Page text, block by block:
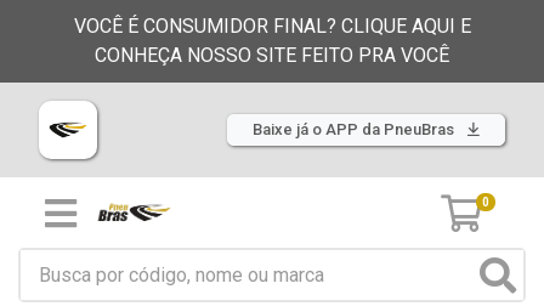
VOCÊ É CONSUMIDOR FINAL? CLIQUE AQUI E
CONHEÇA NOSSO SITE FEITO PRA VOCÊ
Baixe já o APP da PneuBras
0